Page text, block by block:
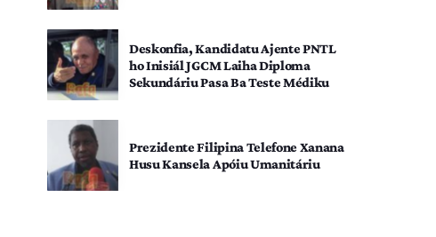
Deskonfia, Kandidatu Ajente PNTL
ho Inisiál JGCM Laiha Diploma
Sekundáriu Pasa Ba Teste Médiku
Prezidente Filipina Telefone Xanana
Husu Kansela Apóiu Umanitáriu